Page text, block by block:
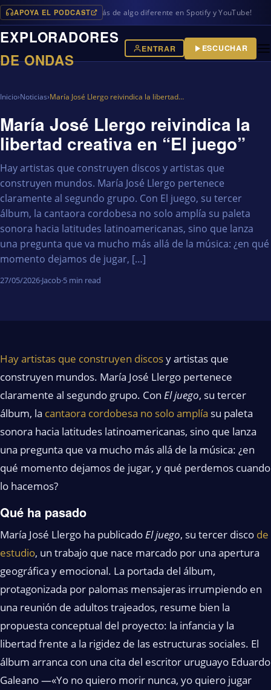
APOYA EL PODCAST
en iVoox, además de algo diferente en Spotify y YouTube!
EXPLORADORES
DE ONDAS
ENTRAR ESCUCHAR
Inicio›Noticias›María José Llergo reivindica la libertad…
María José Llergo reivindica la
libertad creativa en “El juego”
Hay artistas que construyen discos y artistas que
construyen mundos. María José Llergo pertenece
claramente al segundo grupo. Con El juego, su tercer
álbum, la cantaora cordobesa no solo amplía su paleta
sonora hacia latitudes latinoamericanas, sino que lanza
una pregunta que va mucho más allá de la música: ¿en qué
momento dejamos de jugar, […]
27/05/2026·Jacob·5 min read
Hay artistas que construyen discosy artistas que
construyen mundos. María José Llergo pertenece
claramente al segundo grupo. Con El juego, su tercer
álbum, la cantaora cordobesa no solo amplía su paleta
sonora hacia latitudes latinoamericanas, sino que lanza
una pregunta que va mucho más allá de la música: ¿en
qué momento dejamos de jugar, y qué perdemos cuando
lo hacemos?
Qué ha pasado
María José Llergo ha publicado El juego, su tercer disco de
estudio, un trabajo que nace marcado por una apertura
geográfica y emocional. La portada del álbum,
protagonizada por palomas mensajeras irrumpiendo en
una reunión de adultos trajeados, resume bien la
propuesta conceptual del proyecto: la infancia y la
libertad frente a la rigidez de las estructuras sociales. El
álbum arranca con una cita del escritor uruguayo Eduardo
Galeano —«Yo no quiero morir nunca, yo quiero jugar